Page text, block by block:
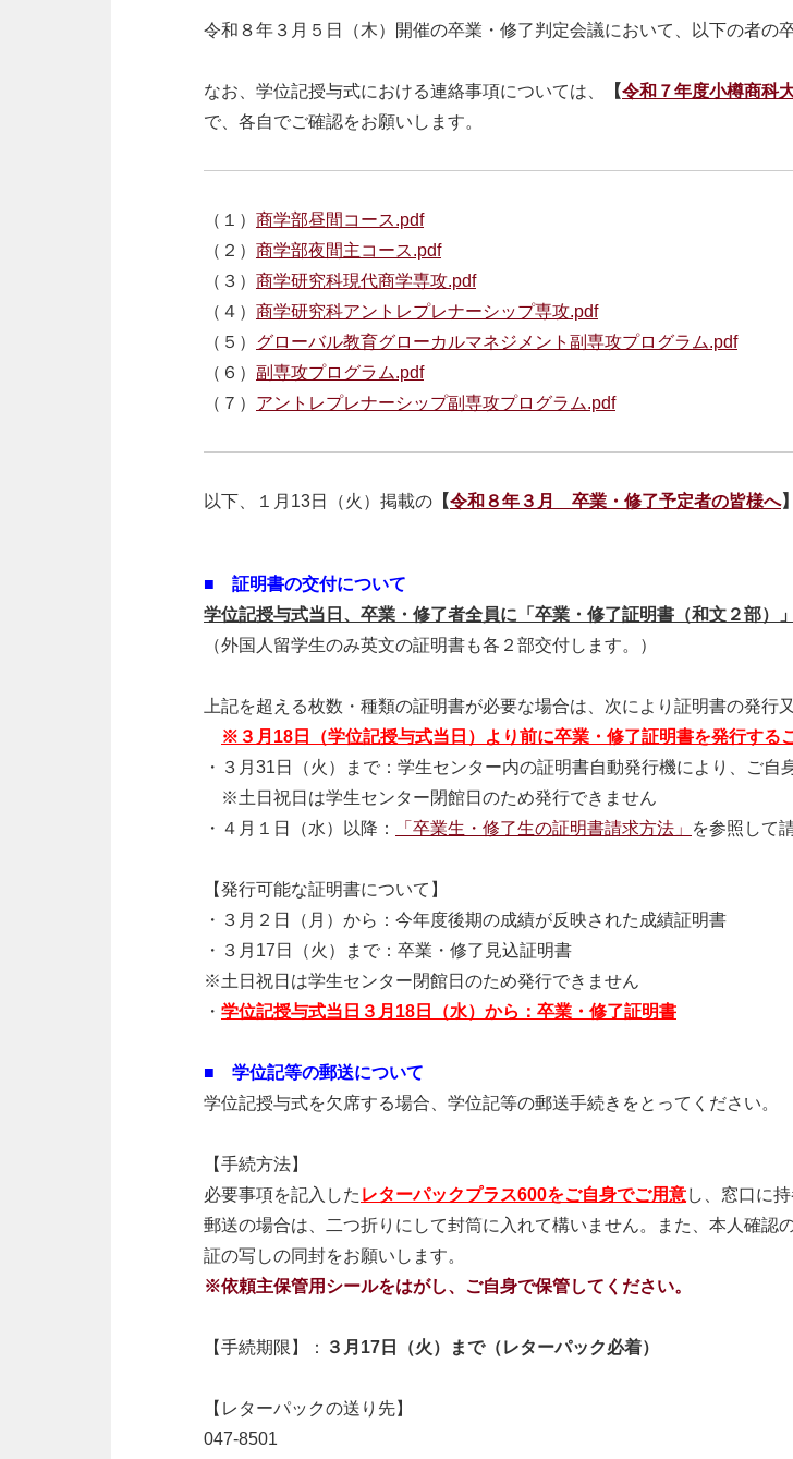
令和８年３月５日（木）開催の卒業・修了判定会議において、以下の者の
なお、学位記授与式における連絡事項については、 【令和７年度小樽商科
で、各自でご確認をお願いします。
（１） 商学部昼間コース.pdf
（２） 商学部夜間主コース.pdf
（３） 商学研究科現代商学専攻.pdf
（４） 商学研究科アントレプレナーシップ専攻.pdf
（５） グローバル教育グローカルマネジメント副専攻プログラム.pdf
（６） 副専攻プログラム.pdf
（７） アントレプレナーシップ副専攻プログラム.pdf
以下、１月13日（火）掲載の 【令和８年３月 卒業・修了予定者の皆様へ】
■ 証明書の交付について
学位記授与式当日、 卒業・修了者全員に「卒業・修了証明書（和文２部）
（外国人留学生のみ英文の証明書も各２部交付します。）
上記を超える枚数・種類の証明書が必要な場合は、次により証明書の発行
※３月18日（学位記授与式当日）より前に卒業・修了証明書を発行する
・３月 31 日（火）まで：学生センター内の証明書自動発行機により、ご自
※土日祝日は学生センター閉館日のため発行できません
・４月１日（水）以降：
「卒業生・修了生の証明書請求方法」 を参照して
【発行可能な証明書について】
・３月２日（月）から：今年度後期の成績が反映された成績証明書
・３月 17 日（火）まで：卒業・修了見込証明書
※土日祝日は学生センター閉館日のため発行できません
・ 学位記授与式当日３月 18 日（水）から：卒業・修了証明書
■ 学位記等の郵送について
学位記授与式を欠席する場合、学位記等の郵送手続きをとってください。
【手続方法】
必要事項を記入した レターパックプラス600をご自身でご用意し、窓口に
郵送の場合は、二つ折りにして封筒に入れて構いません。また、本人確認
証の写しの同封をお願いします。
※依頼主保管用シールをはがし、ご自身で保管してください。
【手続期限】： ３月17日（火）まで（レターパック必着）
【レターパックの送り先】
047-8501